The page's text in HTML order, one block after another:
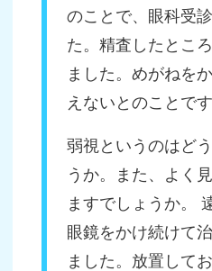
のことで、眼科受
た。精査したとこ
ました。めがねを
えないとのことです
弱視というのはど
うか。また、よく
ますでしょうか。
眼鏡をかけ続けて
ました。放置して